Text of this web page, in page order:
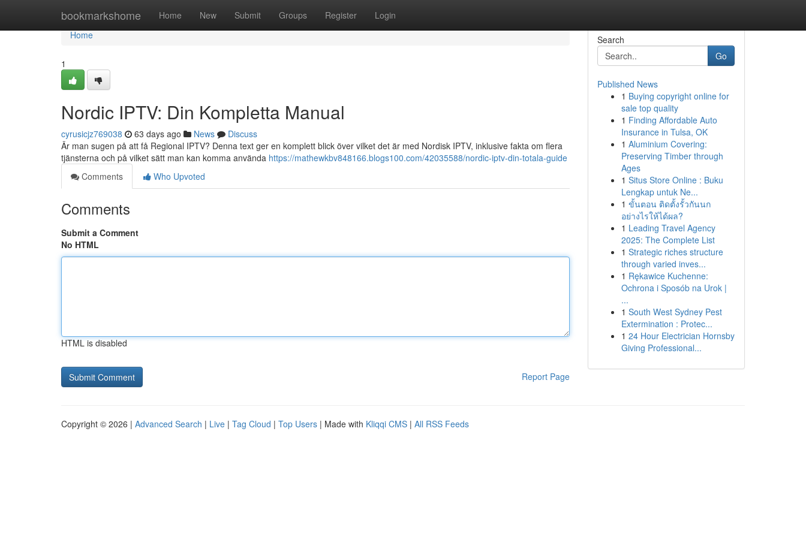
bookmarkshome Home New Submit Groups Register Login
Home
Home
1
Nordic IPTV: Din Kompletta Manual
cyrusicjz769038 63 days ago News
Discuss
Är man sugen på att få Regional IPTV? Denna text ger en komplett blick över vilket det är med Nordisk IPTV, inklusive fakta om flera
tjänsterna och på vilket sätt man kan komma använda https://mathewkbv848166.blogs100.com/42035588/nordic-iptv-din-totala-guide
Comments
Who Upvoted
Comments
Submit a Comment
No HTML
HTML is disabled
Report Page
Search
Go
Published News
1 Buying copyright online for
sale top quality
1 Finding Affordable Auto
Insurance in Tulsa, OK
1 Aluminium Covering:
Preserving Timber through
Ages
1 Situs Store Online : Buku
Lengkap untuk Ne...
1 ขั้นตอน ติดตั้งรั้วกันนก
อย่างไรให้ได้ผล?
1 Leading Travel Agency
2025: The Complete List
1 Strategic riches structure
through varied inves...
1 Rękawice Kuchenne:
Ochrona i Sposób na Urok |
...
1 South West Sydney Pest
Extermination : Protec...
1 24 Hour Electrician Hornsby
Giving Professional...
Copyright © 2026 | Advanced Search | Live | Tag Cloud | Top Users | Made with Kliqqi CMS | All RSS Feeds